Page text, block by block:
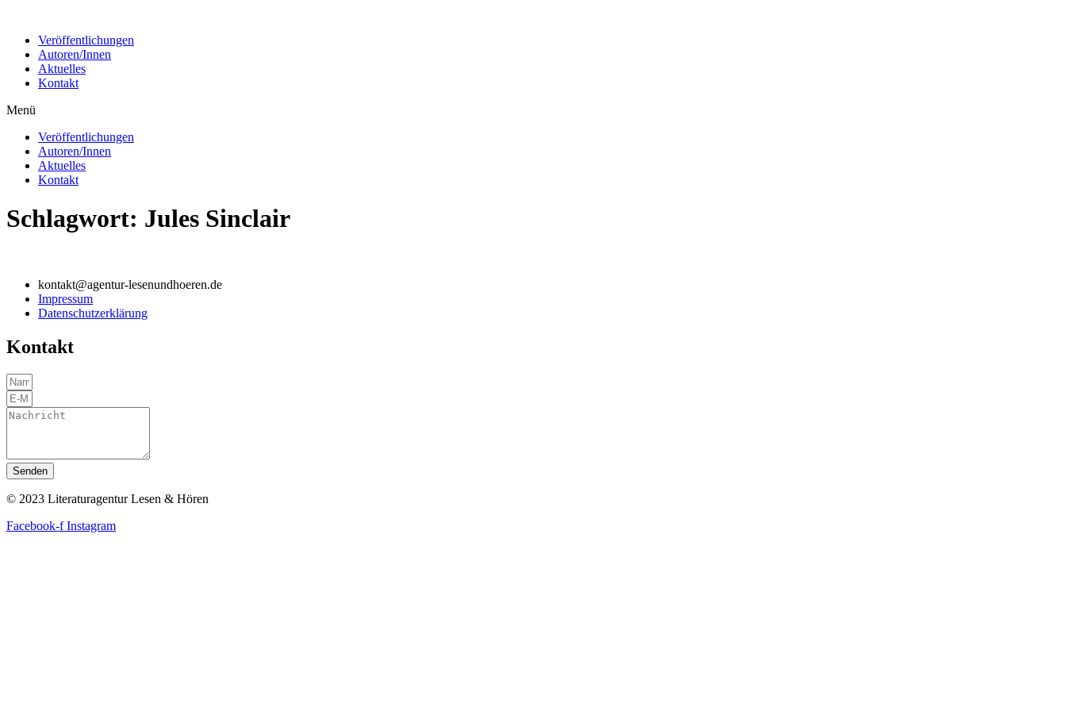
wechselnVeröffentlichungen
Autoren/Innen
Aktuelles
Kontakt
Menü
Veröffentlichungen
Autoren/Innen
Aktuelles
Kontakt
Schlagwort: Jules Sinclair
kontakt@agentur-lesenundhoeren.de
Impressum
Datenschutzerklärung
Kontakt
Senden
© 2023 Literaturagentur Lesen & Hören
Facebook-f Instagram